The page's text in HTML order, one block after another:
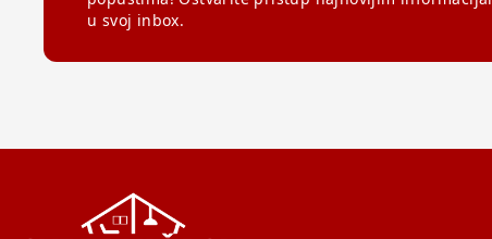
u svoj inbox.